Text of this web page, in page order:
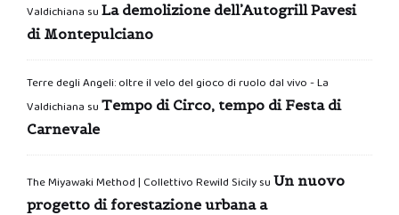
Valdichiana su La demolizione dell’Autogrill Pavesi
di Montepulciano
Terre degli Angeli: oltre il velo del gioco di ruolo dal vivo - La
Valdichiana su Tempo di Circo, tempo di Festa di
Carnevale
The Miyawaki Method | Collettivo Rewild Sicilysu Un nuovo
progetto di forestazione urbana a